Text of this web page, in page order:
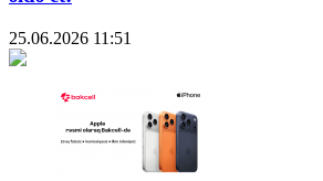
25.06.2026 11:51